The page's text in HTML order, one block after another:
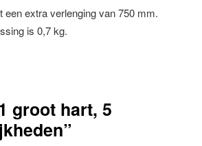
een extra verlenging van 750 mm.
is 0,7 kg.
hart, 5